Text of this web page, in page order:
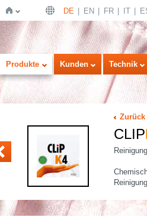
Startseite
DE EN FR IT
Produkte Kunden Technik
CONC
Zurück
CLIP